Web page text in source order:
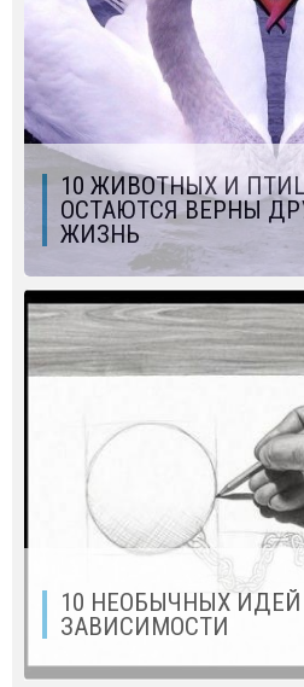
10 ЖИВОТНЫХ И
ОСТАЮТСЯ ВЕРНЫ
ЖИЗНЬ
10 НЕОБЫЧНЫХ
ЗАВИСИМОСТИ